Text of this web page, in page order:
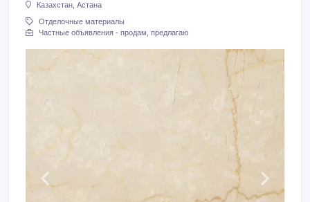
Казахстан, Астана
Отделочные материалы
Частные объявления - продам, предлагаю